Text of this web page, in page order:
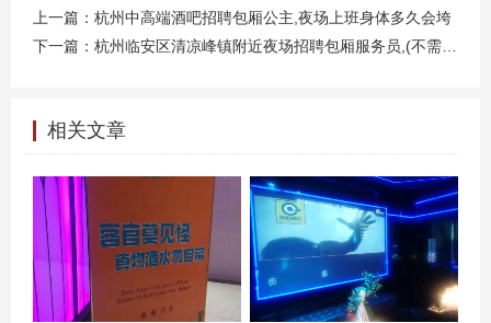
上一篇： 杭州中高端酒吧招聘包厢公主,夜场上班身体多久会垮
下一篇： 杭州临安区清凉峰镇附近夜场招聘包厢服务员,(不需要喝酒的)
相关文章